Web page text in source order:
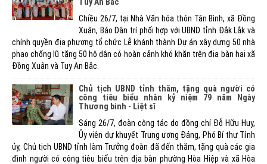
Chiều 26/7, tại Nhà Văn hóa thôn Tân Bình, xã Đồng
Xuân, Báo Dân trí phối hợp với UBND tỉnh Đắk Lắk và
chính quyền địa phương tổ chức Lễ khánh thành Dự án xây dựng 50 nhà
phao chống lũ tặng 50 hộ dân có hoàn cảnh khó khăn trên địa bàn hai xã
Đồng Xuân và Tuy An Bắc.
Chủ tịch UBND tỉnh thăm, tặng quà người có
công tiêu biểu nhân kỷ niệm 79 năm Ngày
Thương binh - Liệt sĩ
Sáng 26/7, đoàn công tác do đồng chí Đỗ Hữu Huy,
Ủy viên dự khuyết Trung ương Đảng, Phó Bí thư Tỉnh
ủy, Chủ tịch UBND tỉnh làm Trưởng đoàn đã đến thăm, tặng quà các gia
đình người có công tiêu biểu trên địa bàn phường Hòa Hiệp và xã Hòa